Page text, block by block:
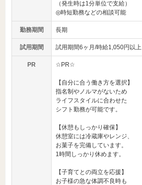
（発生時は1分単位で支給）
◎時短勤務などの相談可能
勤務期間 長期
試用期間 試用期間6ヶ月/時給1,050円以上
PR ☆PR☆
【自分に合う働き方を選択】
指名制やノルマがないため
ライフスタイルに合わせた
シフト勤務が可能です。
【休憩もしっかり確保】
休憩室には冷蔵庫やレンジ、
お菓子を完備しています。
1時間しっかり休めます。
【子育てとの両立を応援】
お子様の急な体調不良時も